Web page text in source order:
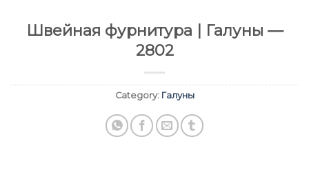
Швейная фурнитура | Галуны —
2802
Category: Галуны